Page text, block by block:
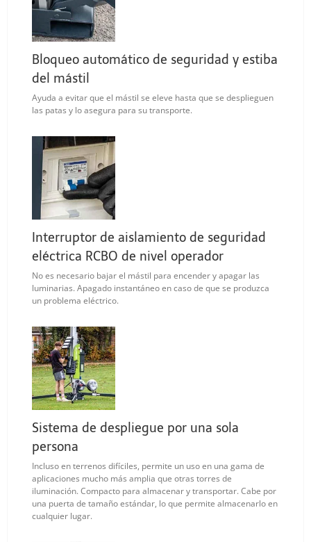
Bloqueo automático de seguridad y estiba
del mástil
Ayuda a evitar que el mástil se eleve hasta que se desplieguen
las patas y lo asegura para su transporte.
Interruptor de aislamiento de seguridad
eléctrica RCBO de nivel operador
No es necesario bajar el mástil para encender y apagar las
luminarias. Apagado instantáneo en caso de que se produzca
un problema eléctrico.
Sistema de despliegue por una sola
persona
Incluso en terrenos difíciles, permite un uso en una gama de
aplicaciones mucho más amplia que otras torres de
iluminación. Compacto para almacenar y transportar. Cabe por
una puerta de tamaño estándar, lo que permite almacenarlo en
cualquier lugar.